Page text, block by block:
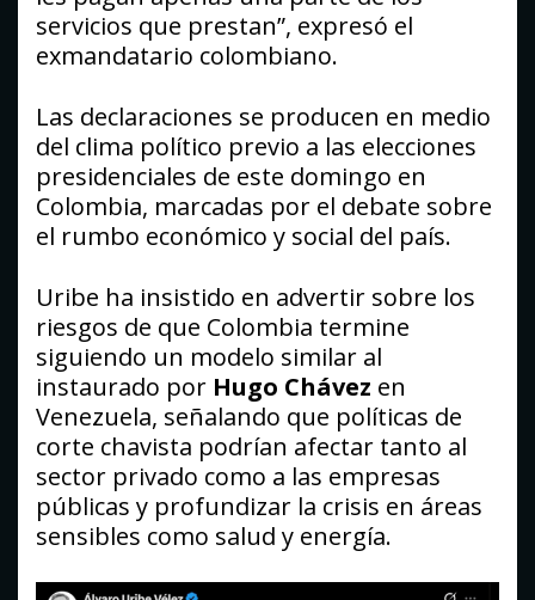
servicios que prestan”, expresó el
exmandatario colombiano.
Las declaraciones se producen en medio
del clima político previo a las elecciones
presidenciales de este domingo en
Colombia, marcadas por el debate sobre
el rumbo económico y social del país.
Uribe ha insistido en advertir sobre los
riesgos de que Colombia termine
siguiendo un modelo similar al
instaurado por Hugo Chávez en
Venezuela, señalando que políticas de
corte chavista podrían afectar tanto al
sector privado como a las empresas
públicas y profundizar la crisis en áreas
sensibles como salud y energía.